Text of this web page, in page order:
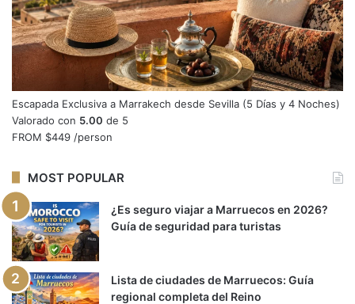
Escapada Exclusiva a Marrakech desde Sevilla (5 Días y 4 Noches)
Valorado con 5.00 de 5
FROM $449 /person
MOST POPULAR
¿Es seguro viajar a Marruecos en 2026?
Guía de seguridad para turistas
Lista de ciudades de Marruecos: Guía
regional completa del Reino